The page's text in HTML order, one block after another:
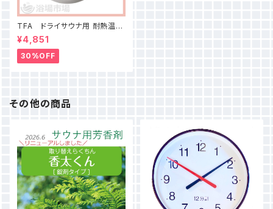
TFA ドライサウナ用 耐熱温度
計
¥4,851
30%OFF
その他の商品